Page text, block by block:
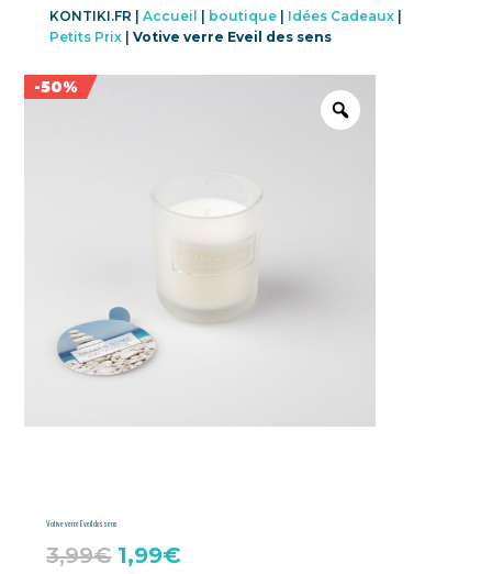
KONTIKI.FR | Accueil boutique| Idées Cadeaux|
Petits Prix| Votive verre Eveil des sens
Promo !
-50%
Votive verre Eveil des sens
3,99€ Le
1,99€Le